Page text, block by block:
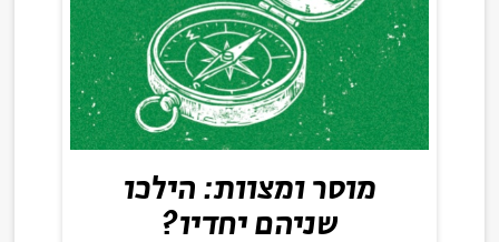
מוסר ומצוות: הילכו
שניהם יחדיו?